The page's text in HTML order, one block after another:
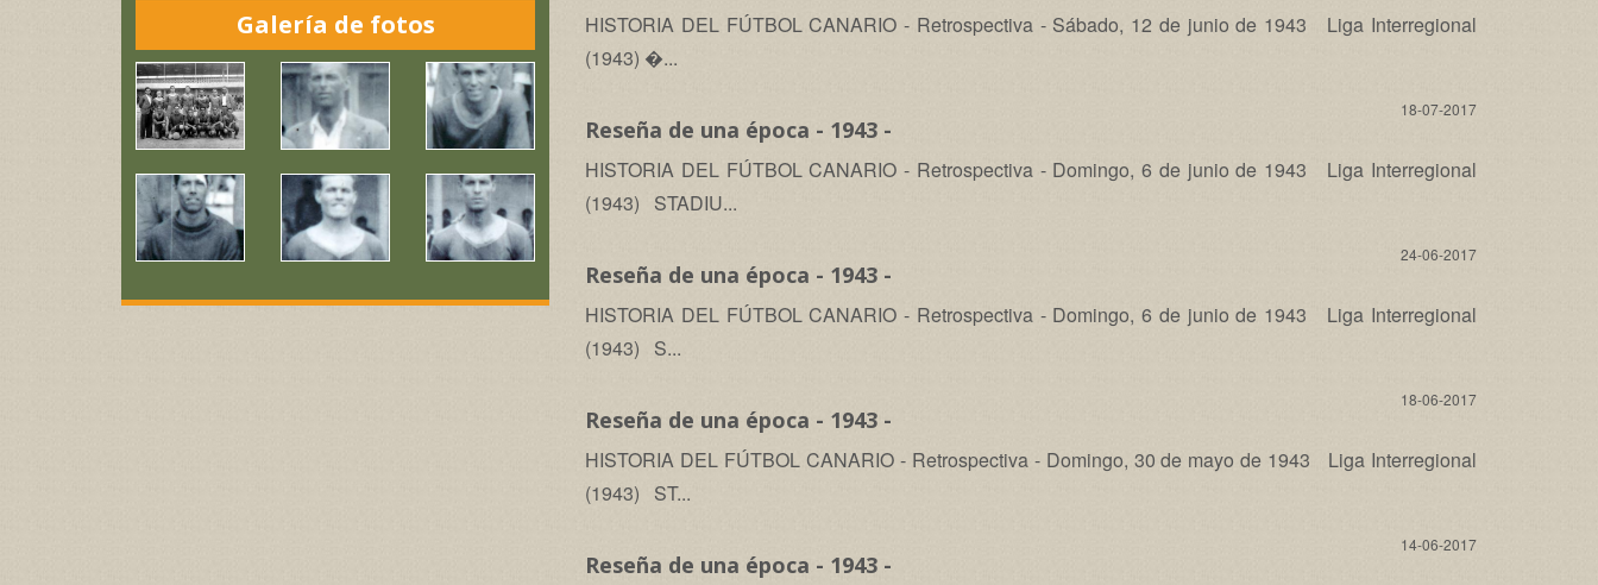
Galería de fotos
HISTORIA DEL FÚTBOL CANARIO - Retrospectiva - Sábado, 12 de junio de 1943 Liga Interregional
(1943) �...
18-07-2017
Reseña de una época - 1943 -
HISTORIA DEL FÚTBOL CANARIO - Retrospectiva - Domingo, 6 de junio de 1943 Liga Interregional
(1943) STADIU...
24-06-2017
Reseña de una época - 1943 -
HISTORIA DEL FÚTBOL CANARIO - Retrospectiva - Domingo, 6 de junio de 1943 Liga Interregional
(1943) S...
18-06-2017
Reseña de una época - 1943 -
HISTORIA DEL FÚTBOL CANARIO - Retrospectiva - Domingo, 30 de mayo de 1943 Liga Interregional
(1943) ST...
14-06-2017
Reseña de una época - 1943 -